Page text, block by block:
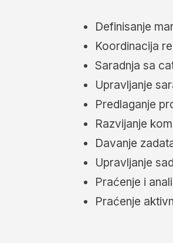
Definisanje
Koordinacija
Saradnja sa
Upravljanje
Predlaganje
Razvijanje
Davanje
Upravljanje
Praćenje i
Praćenje